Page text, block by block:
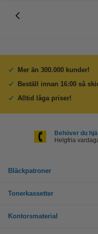
Mer än 300.000 kunder!
Beställ innan 16:00 så
Alltid låga priser!
Behöver du
Helgfria
Bläckpatroner
Tonerkassetter
Kontorsmaterial